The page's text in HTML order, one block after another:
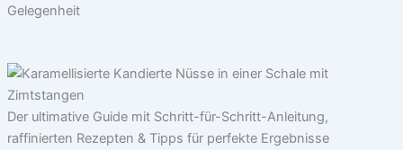
Gelegenheit
Der ultimative Guide mit Schritt-für-Schritt-Anleitung,
raffinierten Rezepten & Tipps für perfekte Ergebnisse